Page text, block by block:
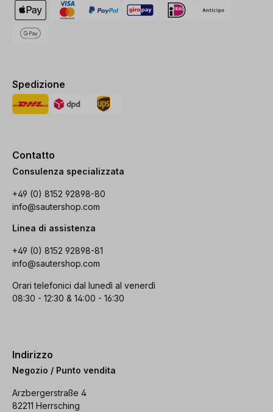
Spedizione
Contatto
Consulenza specializzata
+49 (0) 8152 92898-80
info@sautershop.com
Linea di assistenza
+49 (0) 8152 92898-81
info@sautershop.com
Orari telefonici dal lunedì al venerdì
08:30 - 12:30 & 14:00 - 16:30
Indirizzo
Negozio / Punto vendita
Arzbergerstraße 4
82211 Herrsching